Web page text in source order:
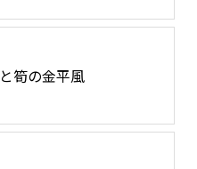
筍の金平風